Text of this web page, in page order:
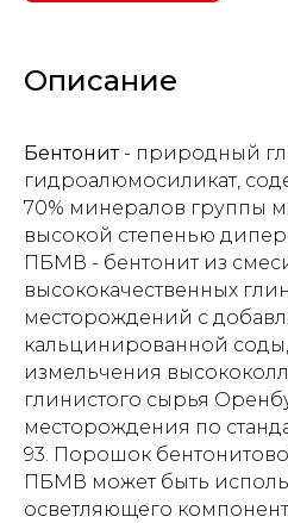
Описание
Бентонит- природный
гидроалюмосиликат,
70% минералов группы
высокой степенью
ПБМВ - бентонит из
высококачественных
месторождений с
кальцинированной
измельчения
глинистого сырья
месторождения по
93. Порошок
ПБМВ может быть
осветляющего